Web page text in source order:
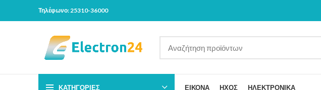
Τηλέφωνο: 25310-36000
ΚΑΤΗΓΟΡΊΕΣ ΕΙΚΟΝΑ ΗΧΟΣ ΗΛΕΚΤΡΟΝΙΚΑ